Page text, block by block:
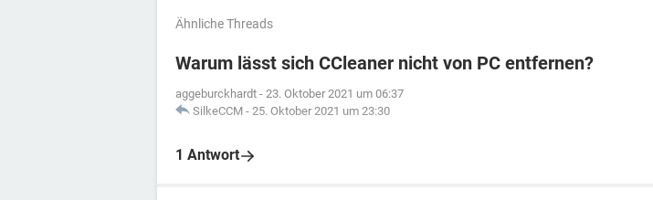
Ähnliche Threads
Warum lässt sich CCleaner nicht von PC entfernen?
aggeburckhardt - 23. Oktober 2021 um 06:37
SilkeCCM - 25. Oktober 2021 um 23:30
1 Antwort